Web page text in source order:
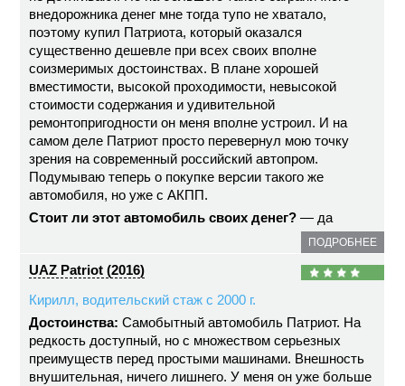
внедорожника денег мне тогда тупо не хватало,
поэтому купил Патриота, который оказался
существенно дешевле при всех своих вполне
соизмеримых достоинствах. В плане хорошей
вместимости, высокой проходимости, невысокой
стоимости содержания и удивительной
ремонтопригодности он меня вполне устроил. И на
самом деле Патриот просто перевернул мою точку
зрения на современный российский автопром.
Подумываю теперь о покупке версии такого же
автомобиля, но уже с АКПП.
Стоит ли этот автомобиль своих денег? — да
ПОДРОБНЕЕ
UAZ Patriot (2016)
Кирилл, водительский стаж с 2000 г.
Достоинства: Самобытный автомобиль Патриот. На
редкость доступный, но с множеством серьезных
преимуществ перед простыми машинами. Внешность
внушительная, ничего лишнего. У меня он уже больше